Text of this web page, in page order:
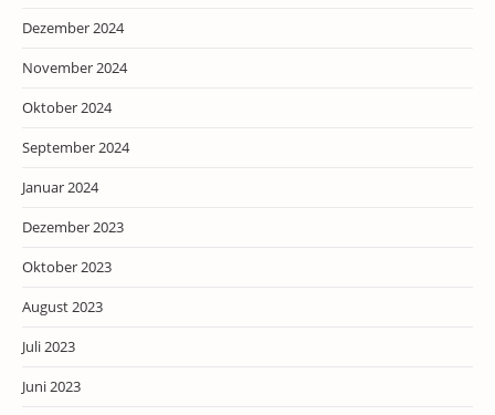
Dezember 2024
November 2024
Oktober 2024
September 2024
Januar 2024
Dezember 2023
Oktober 2023
August 2023
Juli 2023
Juni 2023